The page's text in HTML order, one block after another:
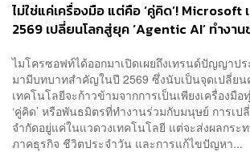
ไม่ใช่แค่เครื่องมือ แต่คือ ‘คู่คิด’! Microsoft
2569 เปลี่ยนโลกสู่ยุค ‘Agentic AI’ ทำงา
ไมโครซอฟท์ได้ออกมาเปิดเผยถึงเทรนด์ปัญญาปร
มามีบทบาทสำคัญในปี 2569 ซึ่งนับเป็นจุดเปลี่ย
เทคโนโลยีจะก้าวข้ามจากการเป็นเพียงเครื่องมื
‘คู่คิด’ หรือพันธมิตรที่ทำงานร่วมกับมนุษย์ การเ
จำกัดอยู่แค่ในแวดวงเทคโนโลยี แต่จะส่งผลกระ
ภาคธุรกิจ ชีวิตประจำวัน และการแก้ไขปัญหา...